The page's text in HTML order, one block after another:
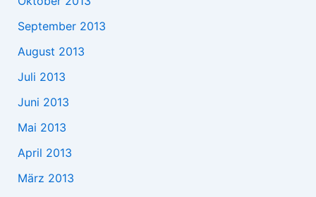
September 2013
August 2013
Juli 2013
Juni 2013
Mai 2013
April 2013
März 2013